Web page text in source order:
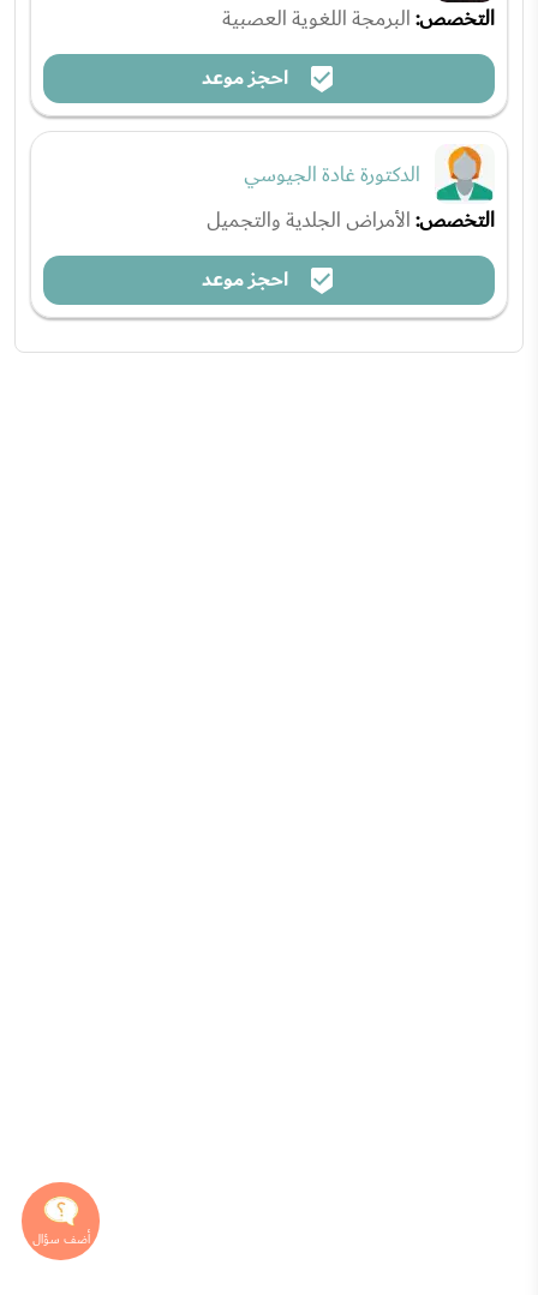
التخصص:البرمجة اللغوية العصبية
احجز موعد
الدكتورة غادة الجيوسي
التخصص:الأمراض الجلدية والتجميل
احجز موعد